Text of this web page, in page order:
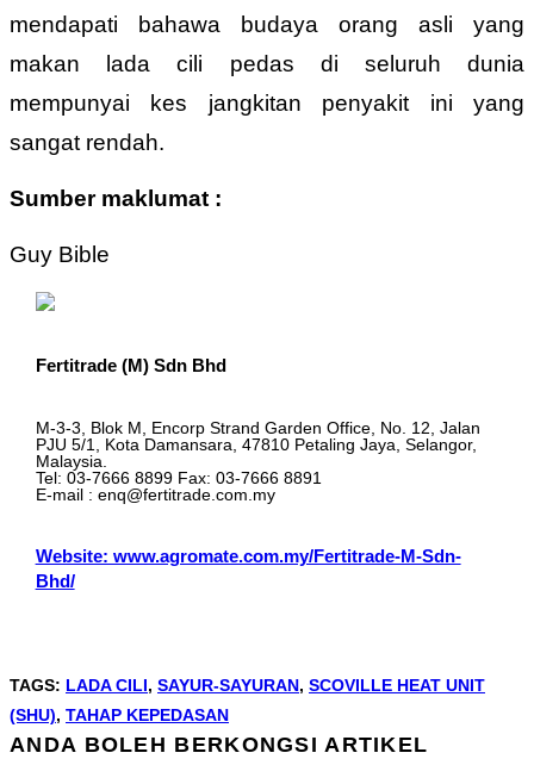
mendapati bahawa budaya orang asli yang
makan lada cili pedas di seluruh dunia
mempunyai kes jangkitan penyakit ini yang
sangat rendah.
Sumber maklumat :
Guy Bible
Fertitrade (M) Sdn Bhd
M-3-3, Blok M, Encorp Strand Garden Office, No. 12, Jalan
PJU 5/1, Kota Damansara, 47810 Petaling Jaya, Selangor,
Malaysia.
Tel: 03-7666 8899 Fax: 03-7666 8891
E-mail : enq@fertitrade.com.my
Website: www.agromate.com.my/Fertitrade-M-Sdn-
Bhd/
TAGS: LADA CILI, SAYUR-SAYURAN, SCOVILLE HEAT UNIT
(SHU), TAHAP KEPEDASAN
ANDA BOLEH BERKONGSI ARTIKEL